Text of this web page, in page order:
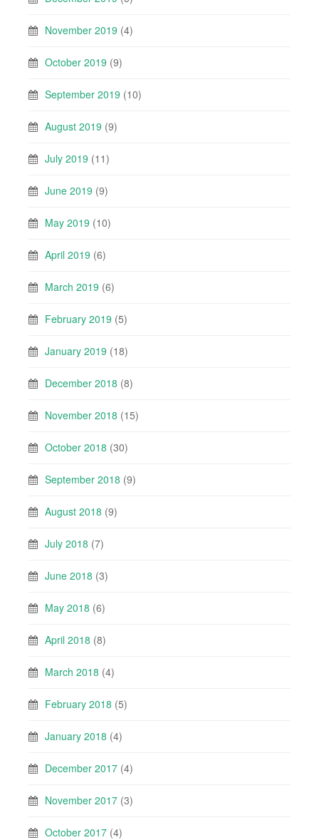
November 2019 (4)
October 2019 (9)
September 2019 (10)
August 2019 (9)
July 2019 (11)
June 2019 (9)
May 2019 (10)
April 2019 (6)
March 2019 (6)
February 2019 (5)
January 2019 (18)
December 2018 (8)
November 2018 (15)
October 2018 (30)
September 2018 (9)
August 2018 (9)
July 2018 (7)
June 2018 (3)
May 2018 (6)
April 2018 (8)
March 2018 (4)
February 2018 (5)
January 2018 (4)
December 2017 (4)
November 2017 (3)
October 2017 (4)